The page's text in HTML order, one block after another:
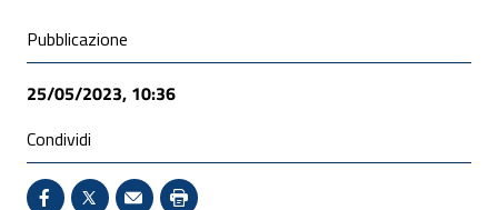
Condivisione social
Pubblicazione
25/05/2023, 10:36
Condividi